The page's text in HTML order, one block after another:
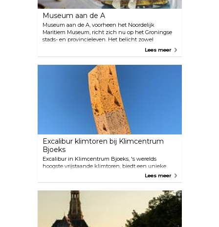
Museum aan de A
Museum aan de A, voorheen het Noordelijk
Maritiem Museum, richt zich nu op het Groningse
stads- en provincieleven. Het belicht zowel
triomfen als complexe geschiedenissen, zoals het
boeiende mix van geschiedenis en cultuur.
Lees meer
Excalibur klimtoren bij Klimcentrum
Bjoeks
Excalibur in Klimcentrum Bjoeks, 's werelds
hoogste vrijstaande klimtoren, biedt een unieke
beklimming voor ervaren klimmers. Met een hoogte
van 37 meter en een uitsteeklengte van 11 meter
kunnen met elkaar in contact komen via een
WhatsApp-groep voor partners en ter plaatse alle
benodigde apparatuur huren. Voor de avonturiers is
er zelfs een optie om bovenop Excalibur te
overnachten. Je kunt bij Bjoeks ook boulderen in
Lees meer